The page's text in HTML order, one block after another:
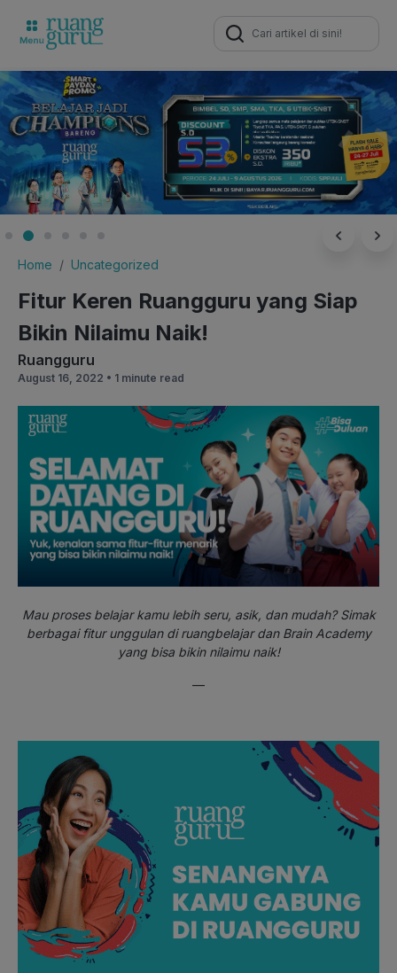
Search
for:
Home Uncategorized
Fitur Keren Ruangguru yang Siap
Bikin Nilaimu Naik!
Ruangguru
August 16, 2022 • 1 minute read
Mau proses belajar kamu lebih seru, asik, dan mudah? Simak
berbagai fitur unggulan di ruangbelajar dan Brain Academy
yang bisa bikin nilaimu naik!
—